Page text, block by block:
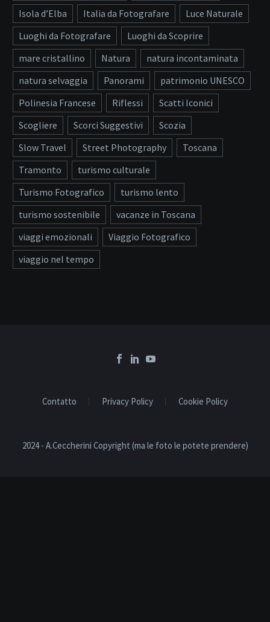
Isola d’Elba
Italia da Fotografare
Luce Naturale
Luoghi da Fotografare
Luoghi da Scoprire
mare cristallino
Natura
natura incontaminata
natura selvaggia
Panorami
patrimonio UNESCO
Polinesia Francese
Riflessi
Scatti Iconici
Scogliere
Scorci Suggestivi
Scozia
Slow Travel
Street Photography
Toscana
Tramonto
turismo culturale
Turismo Fotografico
turismo lento
turismo sostenibile
vacanze in Toscana
viaggi emozionali
Viaggio Fotografico
viaggio nel tempo
Contatto Privacy Policy Cookie Policy
2024 - A.Ceccherini Copyright (ma le foto le potete prendere)